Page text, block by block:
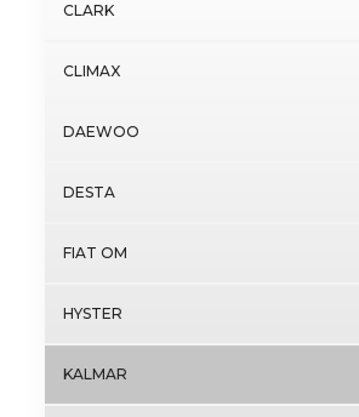
CLARK
CLIMAX
DAEWOO
DESTA
FIAT OM
HYSTER
KALMAR